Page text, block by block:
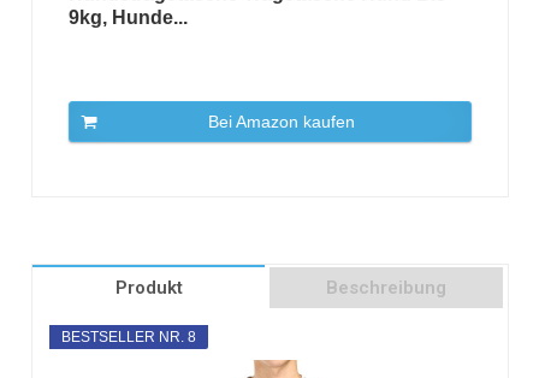
9kg, Hunde...
Bei Amazon kaufen
Produkt Beschreibung
BESTSELLER NR. 8